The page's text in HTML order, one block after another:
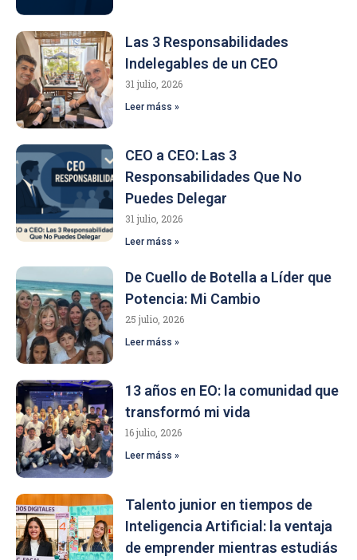
Las 3 Responsabilidades
Indelegables de un CEO
31 julio, 2026
Leer máss »
CEO a CEO: Las 3
Responsabilidades Que No
Puedes Delegar
31 julio, 2026
Leer máss »
De Cuello de Botella a Líder que
Potencia: Mi Cambio
25 julio, 2026
Leer máss »
13 años en EO: la comunidad que
transformó mi vida
16 julio, 2026
Leer máss »
Talento junior en tiempos de
Inteligencia Artificial: la ventaja
de emprender mientras estudiás